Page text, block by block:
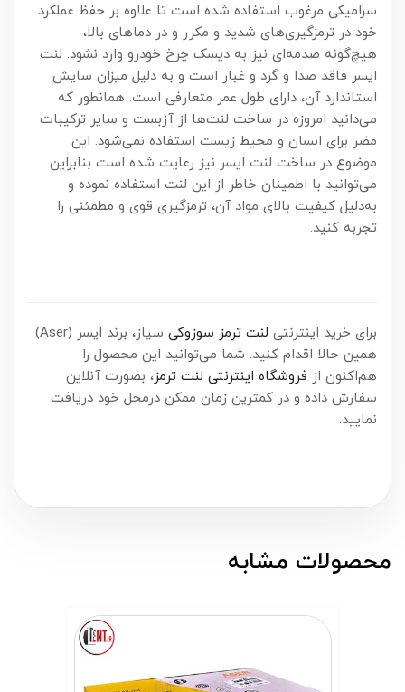
سرامیکی مرغوب استفاده شده است تا علاوه بر حفظ عملکرد
خود در ترمزگیری‌های شدید و مکرر و در دماهای بالا،
هیچ‌گونه صدمه‌ای نیز به دیسک چرخ خودرو وارد نشود. لنت
ایسر فاقد صدا و گرد و غبار است و به دلیل میزان سایش
استاندارد آن، دارای طول عمر متعارفی است. همانطور که
می‌دانید امروزه در ساخت لنت‌ها از آزبست و سایر ترکیبات
مضر برای انسان و محیط زیست استفاده نمی‌شود. این
موضوع در ساخت لنت ایسر نیز رعایت شده است بنابراین
می‌توانید با اطمینان خاطر از این لنت استفاده نموده و
به‌دلیل کیفیت بالای مواد آن، ترمزگیری قوی و مطمئنی را
تجربه کنید.
برای خرید اینترنتی لنت ترمز سوزوکی
سیاز، برند ایسر (Aser)
همین حالا اقدام کنید. شما می‌توانید این محصول را
هم‌اکنون از فروشگاه اینترنتی لنت ترمز، بصورت آنلاین
سفارش داده و در کمترین زمان ممکن درمحل خود دریافت
نمایید.
محصولات مشابه